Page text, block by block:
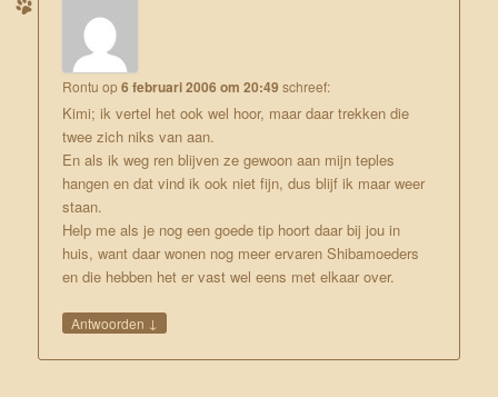
Rontu op6 februari 2006 om 20:49 schreef:
Kimi; ik vertel het ook wel hoor, maar daar trekken die
twee zich niks van aan.
En als ik weg ren blijven ze gewoon aan mijn teples
hangen en dat vind ik ook niet fijn, dus blijf ik maar weer
staan.
Help me als je nog een goede tip hoort daar bij jou in
huis, want daar wonen nog meer ervaren Shibamoeders
en die hebben het er vast wel eens met elkaar over.
Antwoorden ↓